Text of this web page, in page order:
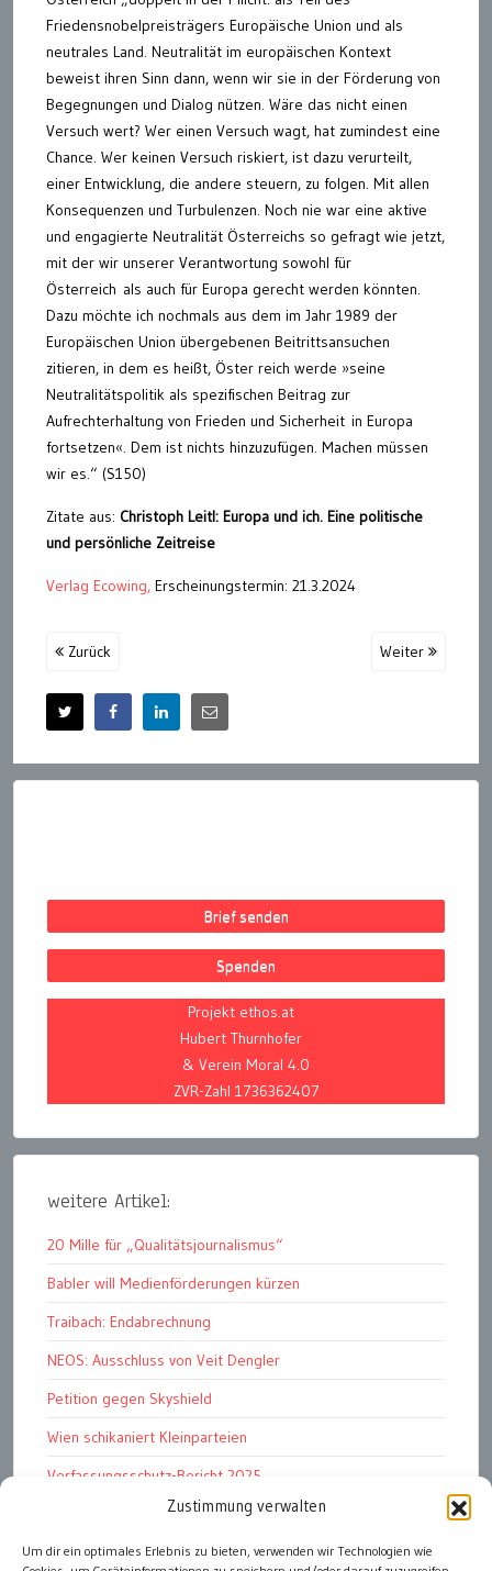
Zustimmung verwalten
Um dir ein optimales Erlebnis zu bieten, verwenden wir Technologien wie
Friedensnobelpreisträgers Europäische Union und als
neutrales Land. Neutralität im europäischen Kontext
beweist ihren Sinn dann, wenn wir sie in der Förderung von
Begegnungen und Dialog nützen. Wäre das nicht einen
Versuch wert? Wer einen Versuch wagt, hat zumindest eine
Chance. Wer keinen Versuch riskiert, ist dazu verurteilt,
einer Entwicklung, die andere steuern, zu folgen. Mit allen
Konsequenzen und Turbulenzen. Noch nie war eine aktive
und engagierte Neutralität Österreichs so gefragt wie jetzt,
mit der wir unserer Verantwortung sowohl für
Österreich als auch für Europa gerecht werden könnten.
Dazu möchte ich nochmals aus dem im Jahr 1989 der
Europäischen Union übergebenen Beitrittsansuchen
zitieren, in dem es heißt, Öster reich werde »seine
Neutralitätspolitik als spezifischen Beitrag zur
Aufrechterhaltung von Frieden und Sicherheit in Europa
fortsetzen«. Dem ist nichts hinzuzufügen. Machen müssen
wir es.“ (S150)
Zitate aus: Christoph Leitl: Europa und ich. Eine politische
und persönliche Zeitreise
Verlag Ecowing, Erscheinungstermin: 21.3.2024
Zurück Weiter
Brief senden
Spenden
Projekt ethos.at
Hubert Thurnhofer
& Verein Moral 4.0
ZVR-Zahl 1736362407
weitere Artikel:
20 Mille für „Qualitätsjournalismus“
Babler will Medienförderungen kürzen
Traibach: Endabrechnung
NEOS: Ausschluss von Veit Dengler
Petition gegen Skyshield
Wien schikaniert Kleinparteien
Verfassungsschutz-Bericht 2025
Ziel: endloser Krieg
110 statt 90 Mille Medienförderung